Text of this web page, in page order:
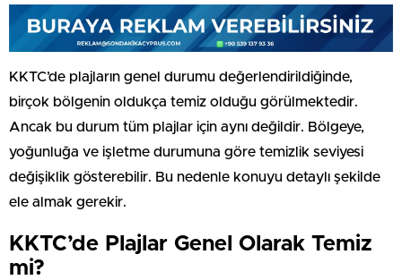
KKTC’de plajların genel durumu değerlendirildiğinde,
birçok bölgenin oldukça temiz olduğu görülmektedir.
Ancak bu durum tüm plajlar için aynı değildir. Bölgeye,
yoğunluğa ve işletme durumuna göre temizlik seviyesi
değişiklik gösterebilir. Bu nedenle konuyu detaylı şekilde
ele almak gerekir.
KKTC’de Plajlar Genel Olarak Temiz
mi?